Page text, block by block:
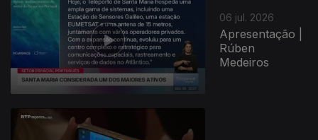
06 jul. 2026
Apresentação |
Rúben
Medeiros